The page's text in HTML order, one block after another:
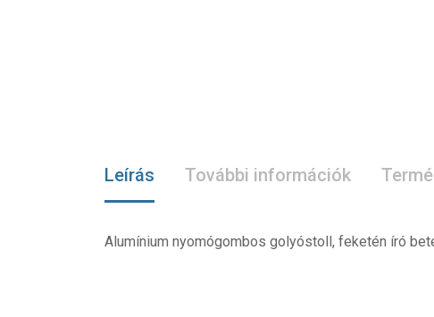
Leírás További információk
Alumínium nyomógombos golyóstoll, feketén író